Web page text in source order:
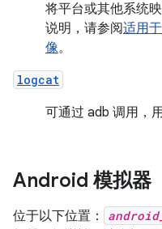
将平台或其他系统
说明，请参阅适用
像。
logcat
可通过 adb 调用，
Android 模拟器
位于以下位置：